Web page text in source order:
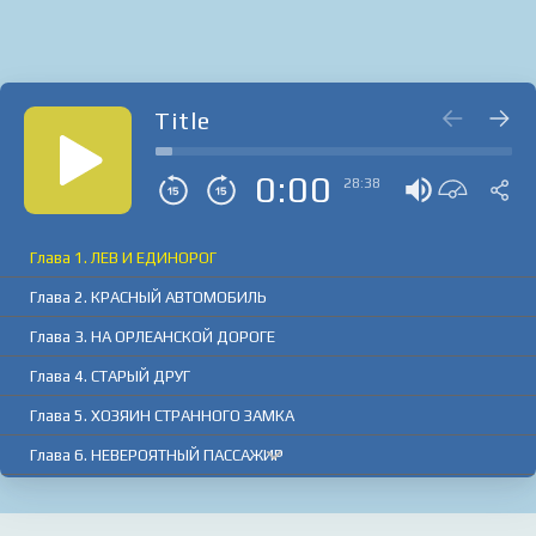
Title
0:00 28:38
Глава 1. ЛЕВ И ЕДИНОРОГ
Глава 2. КРАСНЫЙ АВТОМОБИЛЬ
Глава 3. НА ОРЛЕАНСКОЙ ДОРОГЕ
Глава 4. СТАРЫЙ ДРУГ
Глава 5. ХОЗЯИН СТРАННОГО ЗАМКА
Глава 6. НЕВЕРОЯТНЫЙ ПАССАЖИР